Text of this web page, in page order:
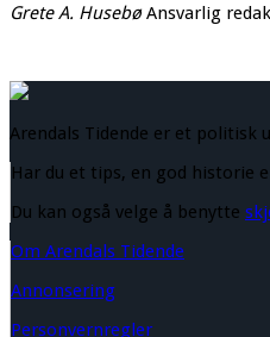
Grete A. HusebøAnsvarlig
Arendals Tidende er et politisk
Har du et tips, en god historie
Du kan også velge å benytte
Om Arendals Tidende
Annonsering
Personvernregler